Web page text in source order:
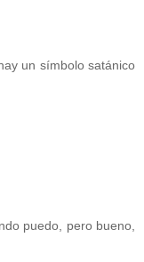
un símbolo satánico
puedo, pero bueno,